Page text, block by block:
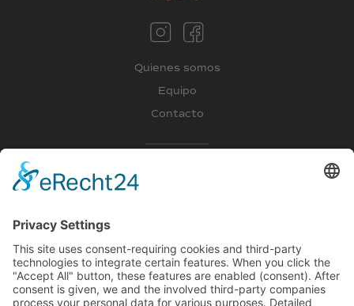
Quienes somos
Equipo
Contacto
Deutsch lernen